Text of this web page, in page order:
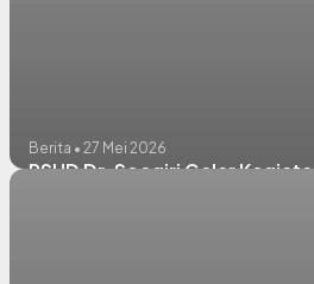
Berita • 27 Mei 2026
RSUD Dr. Soegiri Gelar